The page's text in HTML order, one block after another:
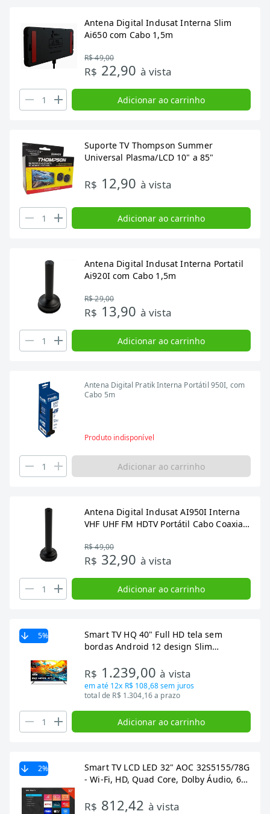
Antena Digital Indusat Interna Slim
Ai650 com Cabo 1,5m
R$ 49,00
R$ 22,90 à vista
Adicionar ao carrinho
Suporte TV Thompson Summer
Universal Plasma/LCD 10" a 85"
R$ 12,90 à vista
Adicionar ao carrinho
Antena Digital Indusat Interna Portatil
Ai920I com Cabo 1,5m
R$ 29,00
R$ 13,90 à vista
Adicionar ao carrinho
Antena Digital Pratik Interna Portátil 950I, com
Cabo 5m
Produto indisponível
Adicionar ao carrinho
Antena Digital Indusat AI950I Interna
VHF UHF FM HDTV Portátil Cabo Coaxial
R$ 49,00
R$ 32,90 à vista
Adicionar ao carrinho
5%
Smart TV HQ 40" Full HD tela sem
bordas Android 12 design Slim
R$ 1.239,00à vista
em até 12x R$ 108,68sem juros
total de R$ 1.304,16 a prazo
Adicionar ao carrinho
2%
Smart TV LCD LED 32" AOC 32S5155/78G
- Wi-Fi, HD, Quad Core, Dolby Áudio, 60
R$ 812,42 à vista